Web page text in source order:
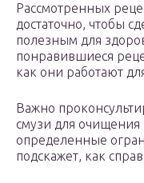
Рассмотренных
достаточно, чтобы
полезным для
понравившиеся
как они работают
Важно
смузи для очищения
определенные
подскажет, как